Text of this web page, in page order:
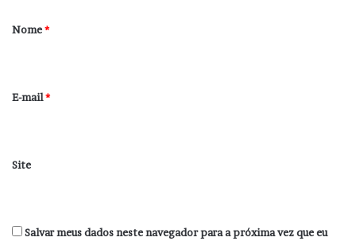
r
*
Nome*
E-mail*
Site
Salvar meus dados neste navegador para a próxima vez que eu